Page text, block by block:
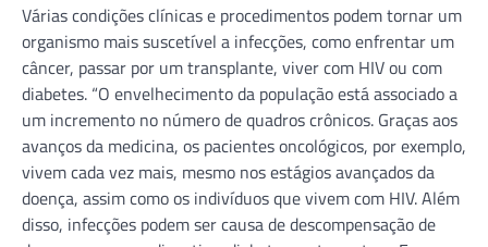
Várias condições clínicas e procedimentos podem tornar um
organismo mais suscetível a infecções, como enfrentar um
câncer, passar por um transplante, viver com HIV ou com
diabetes. “O envelhecimento da população está associado a
um incremento no número de quadros crônicos. Graças aos
avanços da medicina, os pacientes oncológicos, por exemplo,
vivem cada vez mais, mesmo nos estágios avançados da
doença, assim como os indivíduos que vivem com HIV. Além
disso, infecções podem ser causa de descompensação de